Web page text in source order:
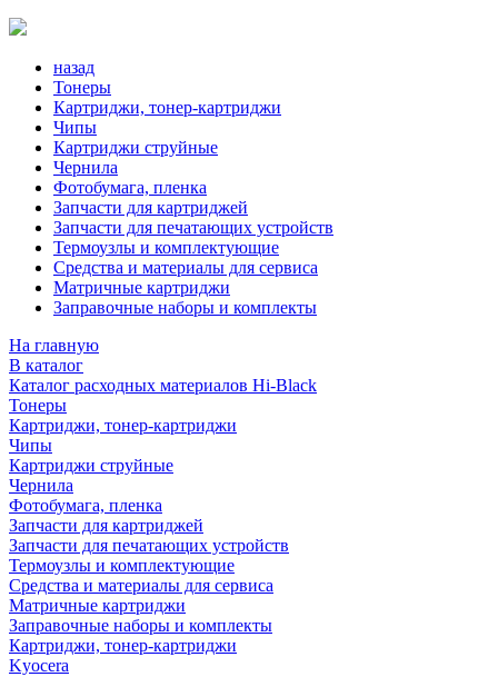
назад
Тонеры
Картриджи, тонер-картриджи
Чипы
Картриджи струйные
Чернила
Фотобумага, пленка
Запчасти для картриджей
Запчасти для печатающих устройств
Термоузлы и комплектующие
Средства и материалы для сервиса
Матричные картриджи
Заправочные наборы и комплекты
На главную
В каталог
Каталог расходных материалов Hi-Black
Тонеры
Картриджи, тонер-картриджи
Чипы
Картриджи струйные
Чернила
Фотобумага, пленка
Запчасти для картриджей
Запчасти для печатающих устройств
Термоузлы и комплектующие
Средства и материалы для сервиса
Матричные картриджи
Заправочные наборы и комплекты
Картриджи, тонер-картриджи
Kyocera